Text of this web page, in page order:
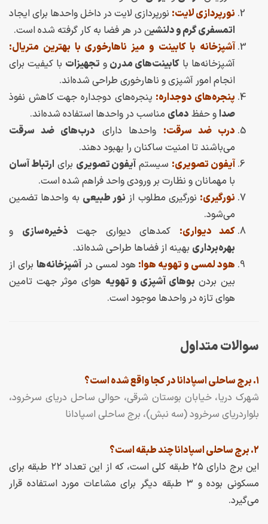
نورپردازی لایت: نورپردازی لایت در داخل واحدها برای ایجاد
اتمسفری گرم و دلنشین در هر فضا به کار گرفته شده است.
آشپزخانه با کابینت و میز ناهارخوری با بهترین متریال:
آشپزخانه‌ها با کابینت‌های مدرن و تجهیزات با کیفیت برای
انجام امور آشپزی و ناهارخوری طراحی شده‌اند.
پنجره‌های دوجداره: پنجره‌های دوجداره جهت کاهش نفوذ
صداو حفظ دمای مناسب در واحدها استفاده شده‌اند.
درب ضد سرقت: واحدها دارای درب‌های ضد سرقت
می‌باشند تا امنیت ساکنان را بهبود دهند.
آیفون تصویری: سیستم آیفون تصویری برای ارتباط آسان
با مهمانان و نظارت بر ورودی واحد فراهم شده است.
نورگیری: نورگیری مطلوب از نور طبیعی به واحدها تضمین
می‌شود.
کمد دیواری: کمد‌های دیواری جهت ذخیره‌سازی و
بهره‌برداری بهینه از فضاها طراحی شده‌اند.
هود لمسی و تهویه هوا: هود لمسی درآشپزخانه‌ها برای از
بین بردن بوهای آشپزی و تهویه هوای موثر جهت تامین
هوای تازه در واحدها موجود است.
سوالات متداول
۱. برج ساحلی اسپادانا در کجا واقع شده است؟
شهرک دریا، خیابان بوستان شرقی، حوالی ساحل دریای سرخرود،
بلواردریای سرخرود (سه نبش)، برج ساحلی اسپادانا
۲. برج ساحلی اسپادانا چند طبقه است؟
این برج دارای ۲۵ طبقه کلی است، که از این تعداد ۲۲ طبقه برای
مسکونی بوده و ۳ طبقه دیگر برای مشاعات مورد استفاده قرار
می‌گیرد.